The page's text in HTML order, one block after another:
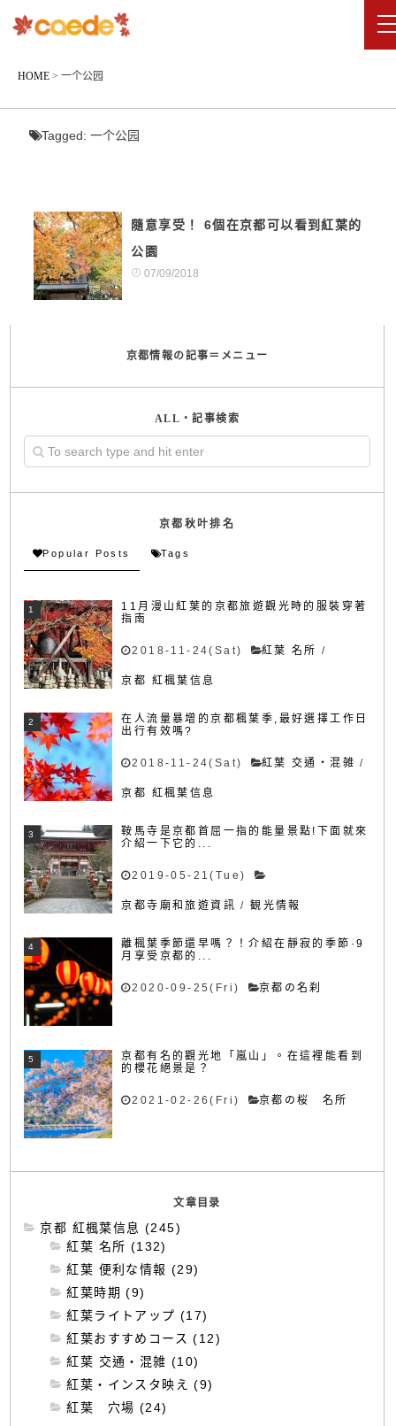
HOME > 一个公园
Tagged:一个公园
隨意享受！ 6個在京都可以看到紅葉的
公園
07/09/2018
京都情報の記事＝メニュー
ALL・記事検索
京都秋叶排名
Popular Posts Tags
11月漫山紅葉的京都旅遊觀光時的服裝穿著
指南
2018-11-24(Sat) 紅葉 名所 /
京都 紅楓葉信息
在人流量暴增的京都楓葉季,最好選擇工作日
出行有效嗎?
2018-11-24(Sat) 紅葉 交通・混雑 /
京都 紅楓葉信息
鞍馬寺是京都首屈一指的能量景點!下面就來
介紹一下它的...
2019-05-21(Tue)
京都寺廟和旅遊資訊 /観光情報
離楓葉季節還早嗎？！介紹在靜寂的季節·9
月享受京都的...
2020-09-25(Fri) 京都の名刹
京都有名的觀光地「嵐山」。在這裡能看到
的櫻花絕景是？
2021-02-26(Fri) 京都の桜 名所
文章目录
京都 紅楓葉信息 (245)
紅葉 名所 (132)
紅葉 便利な情報 (29)
紅葉時期 (9)
紅葉ライトアップ (17)
紅葉おすすめコース (12)
紅葉 交通・混雑 (10)
紅葉・インスタ映え (9)
紅葉 穴場 (24)